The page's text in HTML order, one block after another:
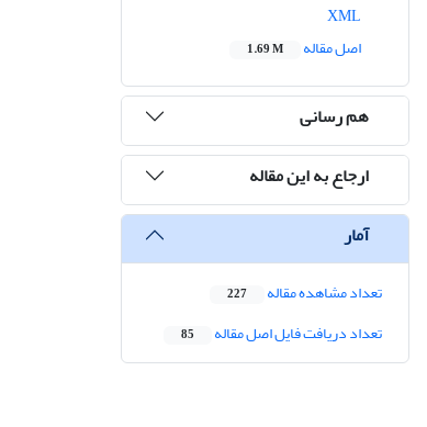
اصل مقاله
1.69 M
هم رسانی
ارجاع به این مقاله
آمار
تعداد مشاهده مقاله 227
تعداد دریافت فایل اصل مقاله 85